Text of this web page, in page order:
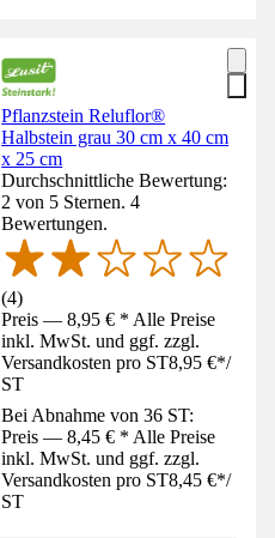
Pflanzstein Reluflor®
Halbstein grau 30 cm x 40 cm
x 25 cm
Durchschnittliche Bewertung:
2 von 5 Sternen. 4
Bewertungen.
(4)
Preis — 8,95 € * Alle Preise
inkl. MwSt. und ggf. zzgl.
Versandkosten pro ST8,95 €*/
ST
Bei Abnahme von 36 ST:
Preis — 8,45 € * Alle Preise
inkl. MwSt. und ggf. zzgl.
Versandkosten pro ST8,45 €*/
ST